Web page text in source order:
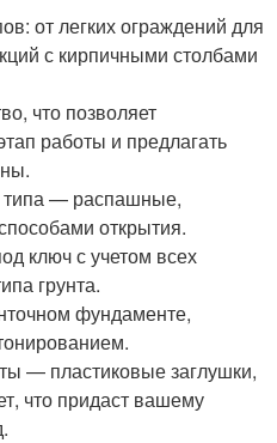
от легких ограждений для
с кирпичными столбами
что позволяет
работы и предлагать
типа — распашные,
открытия.
ключ с учетом всех
грунта.
фундаменте,
— пластиковые заглушки,
что придаст вашему